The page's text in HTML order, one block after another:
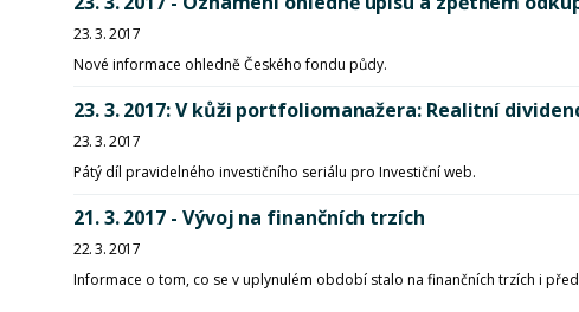
23. 3. 2017
Nové informace ohledně Českého fondu půdy.
23. 3. 2017: V kůži portfoliomanažera: Realitní
23. 3. 2017
Pátý díl pravidelného investičního seriálu pro Investiční web.
21. 3. 2017 - Vývoj na finančních trzích
22. 3. 2017
Informace o tom, co se v uplynulém období stalo na finančních trzích i